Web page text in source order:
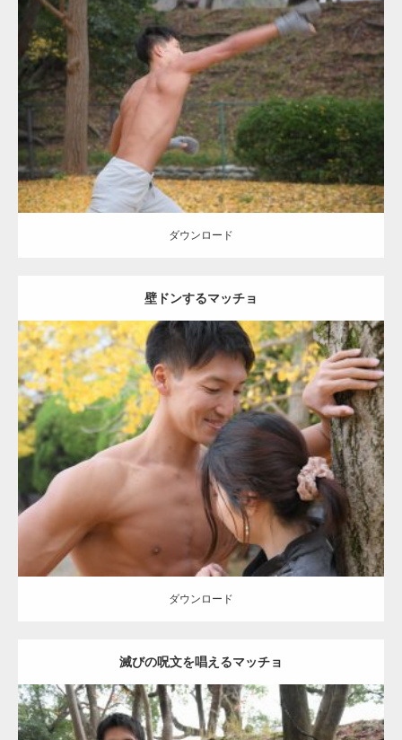
Update:2021.07.8
Category: 公園のマッチョ その他 AKIHITO(細マッチョ) 背中
ダウンロード
ダウンロード
壁ドンするマッチョ
Update: 2021.07.8
Category:公園のマッチョ その他 AKIHITO(細マッチョ) 大胸筋 肩 腹
筋
ダウンロード
滅びの呪文を唱えるマッチョ
【YouTube】マッチョフリー素材メンバーが
ギネス世界記録…
【TV】TBS番組「ひるおび」にてマッスルプ
ラスが紹介されま…